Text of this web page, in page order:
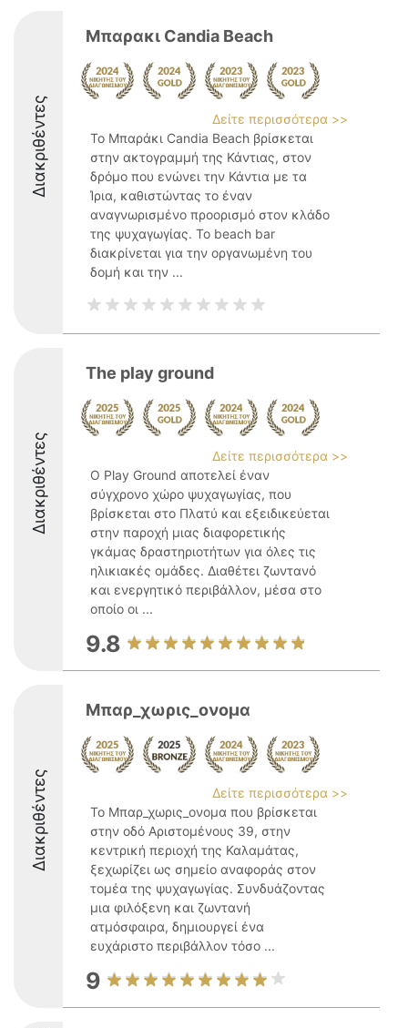
Διακριθέντες
Μπαρακι Candia Beach
Δείτε περισσότερα >>
Το Μπαράκι Candia Beach βρίσκεται
στην ακτογραμμή της Κάντιας, στον
δρόμο που ενώνει την Κάντια με τα
Ίρια, καθιστώντας το έναν
αναγνωρισμένο προορισμό στον κλάδο
της ψυχαγωγίας. Το beach bar
διακρίνεται για την οργανωμένη του
δομή και την ...
Διακριθέντες
The play ground
Δείτε περισσότερα >>
Ο Play Ground αποτελεί έναν
σύγχρονο χώρο ψυχαγωγίας, που
βρίσκεται στο Πλατύ και εξειδικεύεται
στην παροχή μιας διαφορετικής
γκάμας δραστηριοτήτων για όλες τις
ηλικιακές ομάδες. Διαθέτει ζωντανό
και ενεργητικό περιβάλλον, μέσα στο
οποίο οι ...
9.8
Διακριθέντες
Μπαρ_χωρις_ονομα
Δείτε περισσότερα >>
Το Μπαρ_χωρις_ονομα που βρίσκεται
στην οδό Αριστομένους 39, στην
κεντρική περιοχή της Καλαμάτας,
ξεχωρίζει ως σημείο αναφοράς στον
τομέα της ψυχαγωγίας. Συνδυάζοντας
μια φιλόξενη και ζωντανή
ατμόσφαιρα, δημιουργεί ένα
ευχάριστο περιβάλλον τόσο ...
9